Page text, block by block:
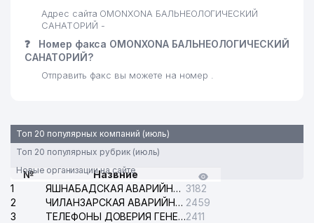
Адрес сайта OMONXONA БАЛЬНЕОЛОГИЧЕСКИЙ
САНАТОРИЙ -
❓
Номер факса OMONXONA БАЛЬНЕОЛОГИЧЕСКИЙ
САНАТОРИЙ?
Отправить факс вы можете на номер .
Топ 20 популярных компаний (июль)
Топ 20 популярных рубрик (июль)
Новые организации на сайте
№
Назвние
1
ЯШНАБАДСКАЯ АВАРИЙНАЯ СЛУЖБА ЭЛЕКТРОСЕТИ 3182
2
ЧИЛАНЗАРСКАЯ АВАРИЙНАЯ СЛУЖБА ЭЛЕКТРОСЕТИ 2459
3
ТЕЛЕФОНЫ ДОВЕРИЯ ГЕНЕРАЛЬНОЙ ПРОКУРАТУРЫ РЕСПУБЛИКИ УЗБЕКИСТАН2411